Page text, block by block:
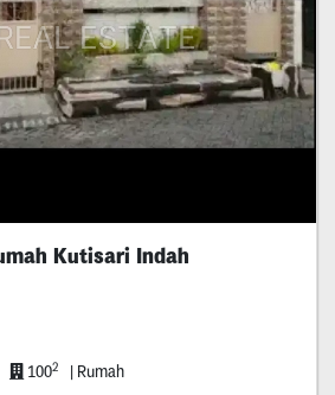
Kutisari Indah
1002 | Rumah